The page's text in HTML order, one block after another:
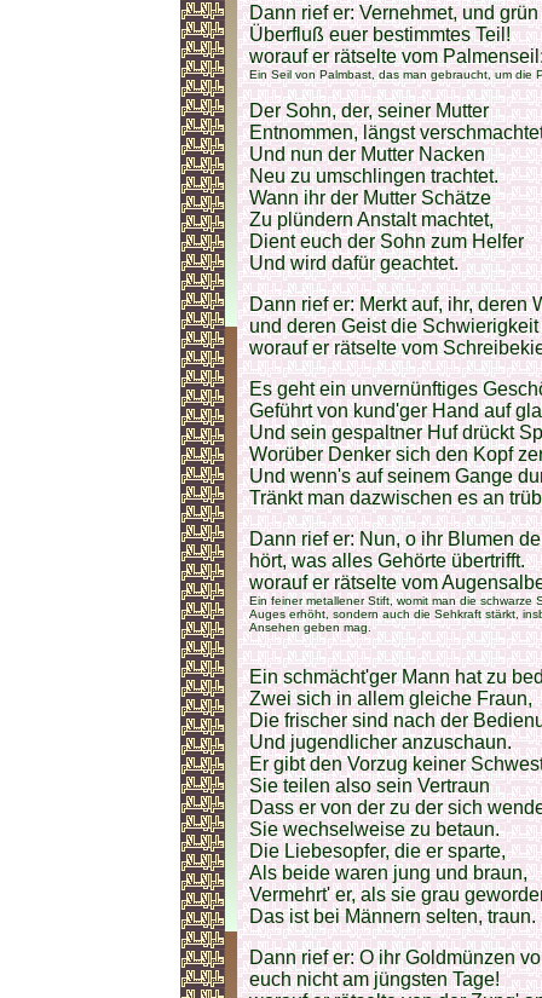
Dann rief er: Vernehmet, und
Überfluß euer bestimmtes Teil!
worauf er rätselte vom
Ein Seil von Palmbast, das man gebraucht, um die
Der Sohn, der, seiner Mutter
Entnommen, längst
Und nun der Mutter Nacken
Neu zu umschlingen trachtet.
Wann ihr der Mutter Schätze
Zu plündern Anstalt machtet,
Dient euch der Sohn zum Helfer
Und wird dafür geachtet.
Dann rief er: Merkt auf, ihr, deren
und deren Geist die
worauf er rätselte vom
Es geht ein unvernünftiges
Geführt von kund'ger Hand auf
Und sein gespaltner Huf drückt
Worüber Denker sich den Kopf
Und wenn's auf seinem Gange
Tränkt man dazwischen es an
Dann rief er: Nun, o ihr Blumen
hört, was alles Gehörte übertrifft.
worauf er rätselte vom
Ein feiner metallener Stift, womit man die
Auges erhöht, sondern auch die Sehkraft stärkt,
Ansehen geben mag.
Ein schmächt'ger Mann hat zu
Zwei sich in allem gleiche Fraun,
Die frischer sind nach der
Und jugendlicher anzuschaun.
Er gibt den Vorzug keiner
Sie teilen also sein Vertraun
Dass er von der zu der sich
Sie wechselweise zu betaun.
Die Liebesopfer, die er sparte,
Als beide waren jung und braun,
Vermehrt' er, als sie grau
Das ist bei Männern selten, traun.
Dann rief er: O ihr Goldmünzen
euch nicht am jüngsten Tage!